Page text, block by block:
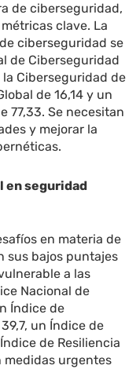
de ciberseguridad,
clave. La
ciberseguridad se
de Ciberseguridad
la Ciberseguridad de
de 16,14 y un
77,33. Se necesitan
y mejorar la
en seguridad
en materia de
sus bajos puntajes
a las
Nacional de
Índice de
un Índice de
de Resiliencia
medidas urgentes